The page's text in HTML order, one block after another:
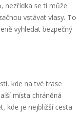
nezřídka se ti může
vstávat vlasy. To
vyhledat bezpečný
kde na tvé trase
místa chráněná
kde je nejbližší cesta